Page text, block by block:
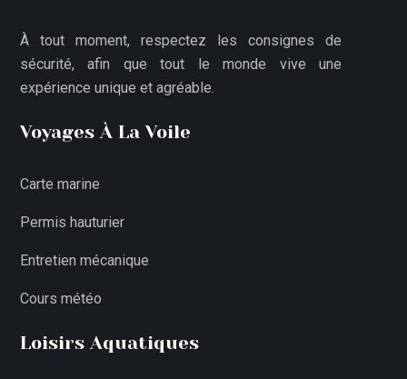
À tout moment, respectez les consignes de
sécurité, afin que tout le monde vive une
expérience unique et agréable.
Voyages À La Voile
Carte marine
Permis hauturier
Entretien mécanique
Cours météo
Loisirs Aquatiques